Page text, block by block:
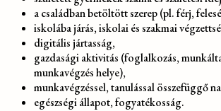
a családban betöltött szerep (pl. férj,
iskolába járás, iskolai és szakmai
digitális jártasság,
gazdasági aktivitás (foglalkozás,
munkavégzés helye),
munkavégzéssel, tanulással összefüggő
egészségi állapot, fogyatékosság.